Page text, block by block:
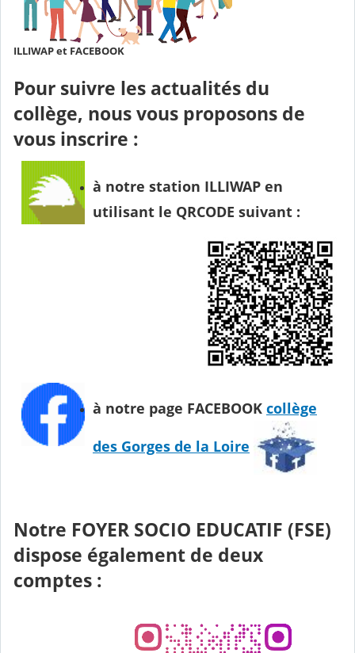
ILLIWAP et FACEBOOK
Pour suivre les actualités du
collège, nous vous proposons de
vous inscrire :
à notre station ILLIWAP en
utilisant le QRCODE suivant :
à notre page FACEBOOK collège
des Gorges de la Loire
Notre FOYER SOCIO EDUCATIF (FSE)
dispose également de deux
comptes :